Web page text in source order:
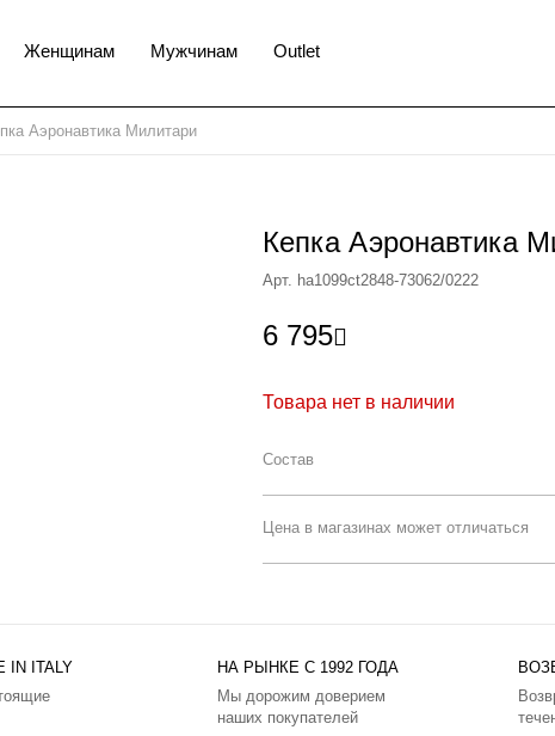
Женщинам Мужчинам Outlet
Аэронавтика Милитари
Кепка Аэронавтика
Арт. ha1099ct2848-73062/0222
6 795
Товара нет в наличии
Состав
Цена в магазинах может отличаться
IN ITALY
НА РЫНКЕ С 1992 ГОДА
Мы дорожим доверием
наших покупателей